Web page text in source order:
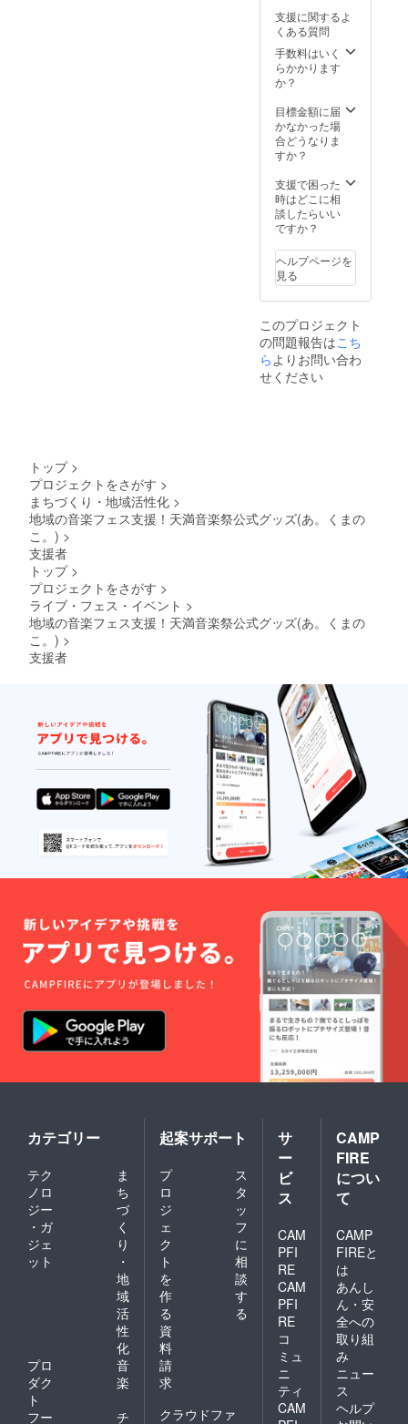
インで
記載さ
せてい
ただい
ており
支援に関するよ
くある質問
手数料はいく
らかかります
か？
目標金額に届
かなかった場
合どうなりま
すか？
支援で困った
時はどこに相
談したらいい
ですか？
ヘルプページを
見る
このプロジェクト
の問題報告はこち
ら よりお問い合わ
せください
トップ >
プロジェクトをさがす >
まちづくり・地域活性化 >
地域の音楽フェス支援！天満音楽祭公式グッズ(あ。くまの
こ。) >
支援者
トップ >
プロジェクトをさがす >
ライブ・フェス・イベント >
地域の音楽フェス支援！天満音楽祭公式グッズ(あ。くまの
こ。) >
支援者
カテゴリー
テク
ノロ
ジー
・ガ
ジェ
ット
ま
ち
づ
く
り
・
地
域
活
性
化
プロ
ダク
ト
音
楽
フー
チ
起案サポート
プ
ロ
ジ
ェ
ク
ト
を
作
る
ス
タ
ッ
フ
に
相
談
す
る
資
料
請
求
クラウドファ
サ
ー
ビ
ス
CAM
PFI
RE
CAM
PFI
RE
コ
ミュ
ニ
ティ
CAM
CAMP
FIRE
につい
て
CAMP
FIREと
は
あんし
ん・安
全への
取り組
み
ニュー
ス
ヘルプ